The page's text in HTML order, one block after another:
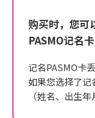
购买时，您可
PASMO记名卡
记名PASMO卡
如果您选择了记
（姓名、出生